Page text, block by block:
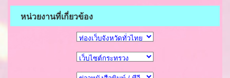
หน่วยงานที่เกี่ยวข้อง